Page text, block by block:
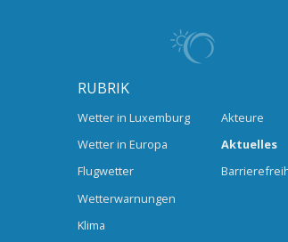
RUBRIK
Wetter in Luxemburg
Wetter in Europa
Flugwetter
Wetterwarnungen
Klima
Akteure
Aktuelles